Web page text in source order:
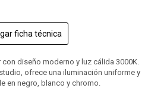
ficha técnica
con diseño moderno y luz cálida 3000K.
ofrece una iluminación uniforme y
en negro, blanco y chromo.